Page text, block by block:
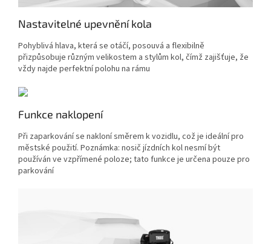
Nastavitelné upevnění kola
Pohyblivá hlava, která se otáčí, posouvá a flexibilně
přizpůsobuje různým velikostem a stylům kol, čímž zajišťuje, že
vždy najde perfektní polohu na rámu
Funkce naklopení
Při zaparkování se nakloní směrem k vozidlu, což je ideální pro
městské použití. Poznámka: nosič jízdních kol nesmí být
používán ve vzpřímené poloze; tato funkce je určena pouze pro
parkování